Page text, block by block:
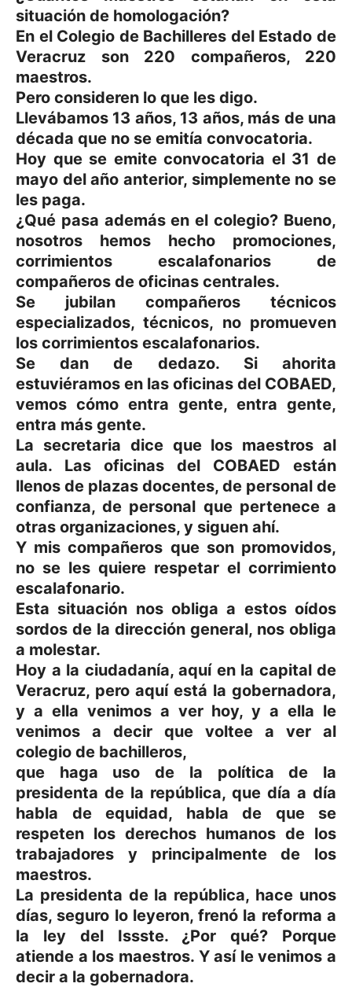
situación de homologación?
En el Colegio de Bachilleres del Estado de
Veracruz son 220 compañeros, 220
maestros.
Pero consideren lo que les digo.
Llevábamos 13 años, 13 años, más de una
década que no se emitía convocatoria.
Hoy que se emite convocatoria el 31 de
mayo del año anterior, simplemente no se
les paga.
¿Qué pasa además en el colegio? Bueno,
nosotros hemos hecho promociones,
corrimientos escalafonarios de
compañeros de oficinas centrales.
Se jubilan compañeros técnicos
especializados, técnicos, no promueven
los corrimientos escalafonarios.
Se dan de dedazo. Si ahorita
estuviéramos en las oficinas del COBAED,
vemos cómo entra gente, entra gente,
entra más gente.
La secretaria dice que los maestros al
aula. Las oficinas del COBAED están
llenos de plazas docentes, de personal de
confianza, de personal que pertenece a
otras organizaciones, y siguen ahí.
Y mis compañeros que son promovidos,
no se les quiere respetar el corrimiento
escalafonario.
Esta situación nos obliga a estos oídos
sordos de la dirección general, nos obliga
a molestar.
Hoy a la ciudadanía, aquí en la capital de
Veracruz, pero aquí está la gobernadora,
y a ella venimos a ver hoy, y a ella le
venimos a decir que voltee a ver al
colegio de bachilleros,
que haga uso de la política de la
presidenta de la república, que día a día
habla de equidad, habla de que se
respeten los derechos humanos de los
trabajadores y principalmente de los
maestros.
La presidenta de la república, hace unos
días, seguro lo leyeron, frenó la reforma a
la ley del Issste. ¿Por qué? Porque
atiende a los maestros. Y así le venimos a
decir a la gobernadora.